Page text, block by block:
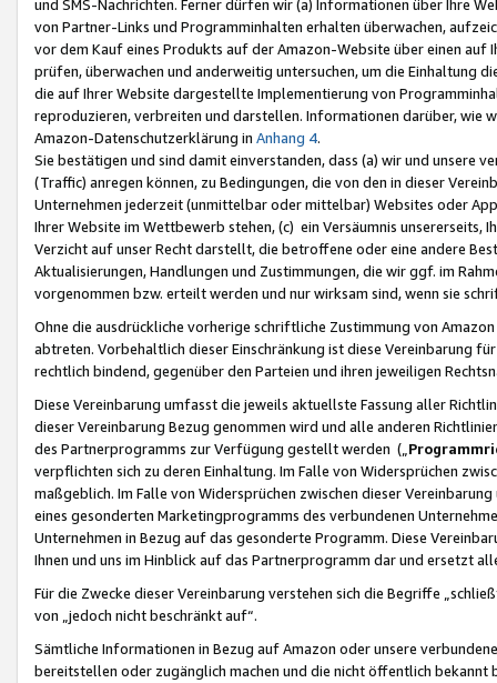
und SMS-Nachrichten. Ferner dürfen wir (a) Informationen über Ihre
von Partner-Links und Programminhalten erhalten überwachen,
vor dem Kauf eines Produkts auf der Amazon-Website über einen
prüfen, überwachen und anderweitig untersuchen, um die Einhaltung
die auf Ihrer Website dargestellte Implementierung von
reproduzieren, verbreiten und darstellen. Informationen darüber, wie
Amazon-Datenschutzerklärung in Anhang 4.
Sie bestätigen und sind damit einverstanden, dass (a) wir und
(Traffic) anregen können, zu Bedingungen, die von den in dieser
Unternehmen jederzeit (unmittelbar oder mittelbar) Websites oder
Ihrer Website im Wettbewerb stehen, (c) ein Versäumnis unsererseits,
Verzicht auf unser Recht darstellt, die betroffene oder eine andere
Aktualisierungen, Handlungen und Zustimmungen, die wir ggf. im
vorgenommen bzw. erteilt werden und nur wirksam sind, wenn sie
Ohne die ausdrückliche vorherige schriftliche Zustimmung von
abtreten. Vorbehaltlich dieser Einschränkung ist diese Vereinbarung
rechtlich bindend, gegenüber den Parteien und ihren jeweiligen
Diese Vereinbarung umfasst die jeweils aktuellste Fassung aller
dieser Vereinbarung Bezug genommen wird und alle anderen
des Partnerprogramms zur Verfügung gestellt werden („
verpflichten sich zu deren Einhaltung. Im Falle von Widersprüchen
maßgeblich. Im Falle von Widersprüchen zwischen dieser
eines gesonderten Marketingprogramms des verbundenen
Unternehmen in Bezug auf das gesonderte Programm. Diese
Ihnen und uns im Hinblick auf das Partnerprogramm dar und ersetzt
Für die Zwecke dieser Vereinbarung verstehen sich die Begriffe
von „jedoch nicht beschränkt auf“.
Sämtliche Informationen in Bezug auf Amazon oder unsere
bereitstellen oder zugänglich machen und die nicht öffentlich